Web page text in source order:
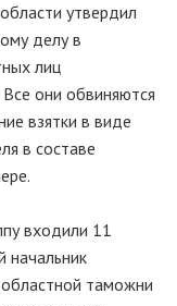
утвердил
делу в
лиц
они обвиняются
взятки в виде
в составе
входили 11
начальник
таможни